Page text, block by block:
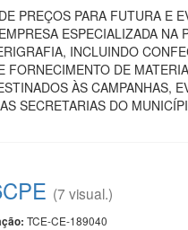
PREÇOS PARA FUTURA E
ESPECIALIZADA NA
INCLUINDO
FORNECIMENTO DE
ÀS CAMPANHAS,
SECRETARIAS DO
(7 visual.)
TCE-CE-189040